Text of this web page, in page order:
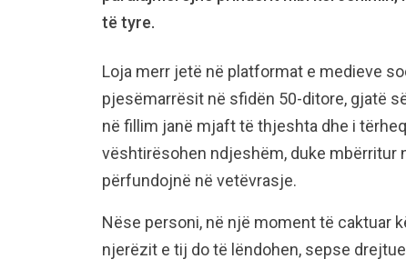
të tyre.
Loja merr jetë në platformat e medieve
pjesëmarrësit në sfidën 50-ditore, gjatë
në fillim janë mjaft të thjeshta dhe i
vështirësohen ndjeshëm, duke
përfundojnë në vetëvrasje.
Nëse personi, në një moment të caktuar
njerëzit e tij do të lëndohen, sepse